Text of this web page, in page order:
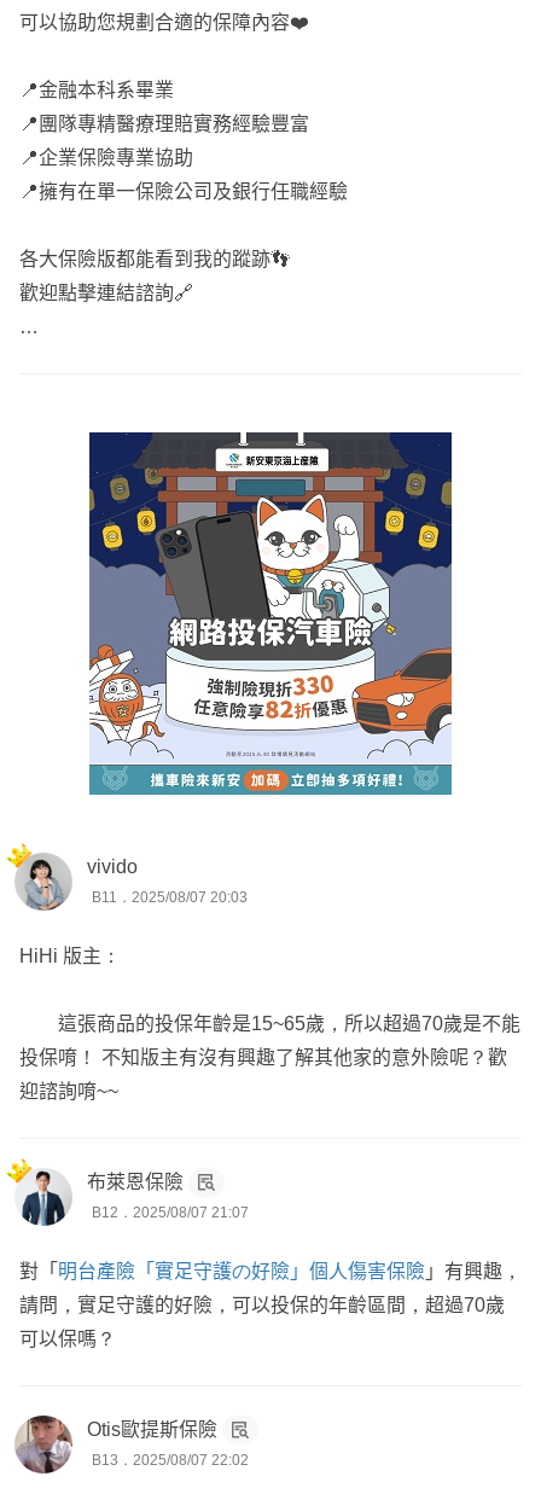
可以協助您規劃合適的保障內容❤️
📍金融本科系畢業
📍團隊專精醫療理賠實務經驗豐富
📍企業保險專業協助
📍擁有在單一保險公司及銀行任職經驗
各大保險版都能看到我的蹤跡👣
歡迎點擊連結諮詢🔗
vivido
B11．2025/08/07 20:03
HiHi 版主：
這張商品的投保年齡是15~65歲，所以超過70歲是不能
投保唷！ 不知版主有沒有興趣了解其他家的意外險呢？歡
迎諮詢唷~~
布萊恩保險
B12．2025/08/07 21:07
對「 明台產險「實足守護の好險」個人傷害保險 」有興趣，
請問，實足守護的好險，可以投保的年齡區間，超過70歲
可以保嗎？
Otis歐提斯保險
B13．2025/08/07 22:02